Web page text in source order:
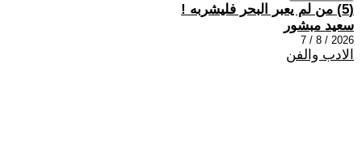
(5) من لم يعبر البحر فليشربه !
سعيد مبشور
2026 / 8 / 7
الادب والفن